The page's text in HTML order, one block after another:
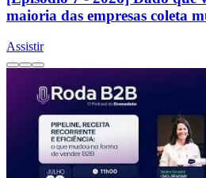
maioria das empresas coleta
Assistir